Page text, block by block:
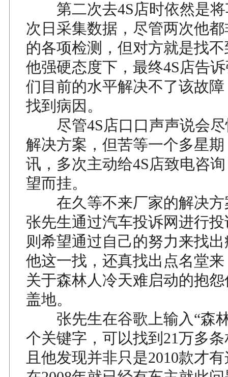
第二次去4S店时依然是将
次日采集数据，尽管两次他
的各项检测，但对方就是找不
他强硬态度下，最终4S店告
们目前的水平解决不了该故
找到病因。
尽管4S店口口声声说会尽
解决方案，但苦等一个多星
讯，多次主动给4S店致电咨
望而挂。
在久等不来厂家的解决方
张先生通过汽车投诉网进行
则希望通过自己的努力来找
他这一找，还真找出点名堂
关于森林人冷天难启动的抱
盖地。
张先生在谷歌上输入“森
个关键字，可以找到21万多
且他发现并非只是2010款才